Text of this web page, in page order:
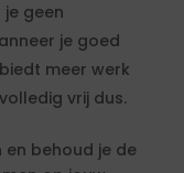
je geen
je goed
meer werk
vrij dus.
en behoud je de